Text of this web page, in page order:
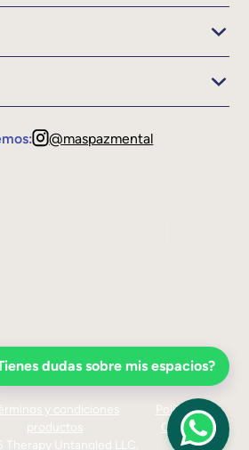
dudas sobre mis espacios?
@maspazmental
Therapy Untangled LLC.
y condiciones
productos
Política de
Cookies